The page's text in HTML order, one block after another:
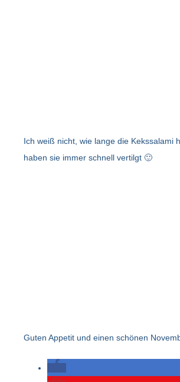
Ich weiß nicht, wie lange die Kekssalami
haben sie immer schnell vertilgt 🙂
Guten Appetit und einen schönen